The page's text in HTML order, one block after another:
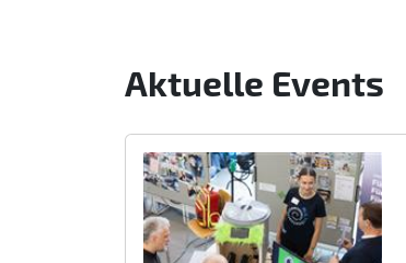
Aktuelle Events